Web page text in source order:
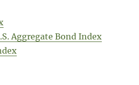
Aggregate Bond Index